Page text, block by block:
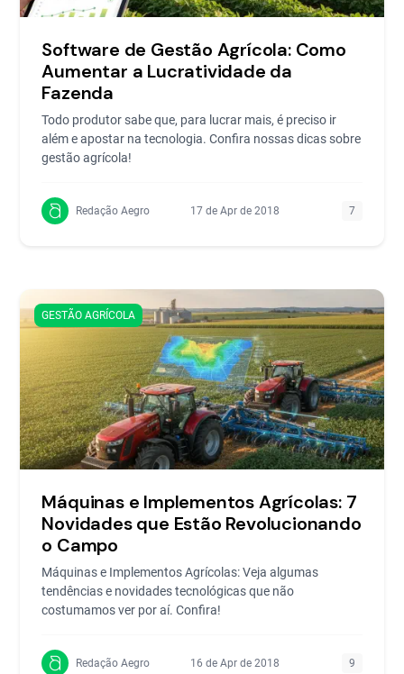
Software de Gestão Agrícola: Como
Aumentar a Lucratividade da
Fazenda
Todo produtor sabe que, para lucrar mais, é preciso ir
além e apostar na tecnologia. Confira nossas dicas sobre
gestão agrícola!
Redação Aegro 17 de Apr de 2018 7
GESTÃO AGRÍCOLA
Máquinas e Implementos Agrícolas: 7
Novidades que Estão Revolucionando
o Campo
Máquinas e Implementos Agrícolas: Veja algumas
tendências e novidades tecnológicas que não
costumamos ver por aí. Confira!
Redação Aegro 16 de Apr de 2018 9